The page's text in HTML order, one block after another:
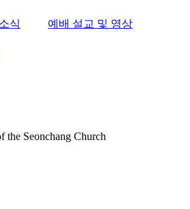
식 예배 설교 및 영상
the Seonchang Church